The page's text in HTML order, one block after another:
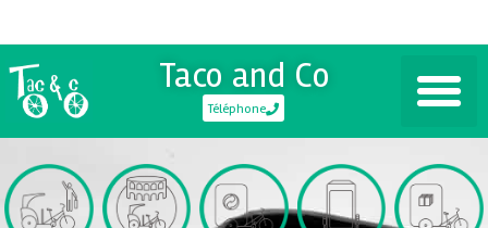
Taco and Co
Téléphone